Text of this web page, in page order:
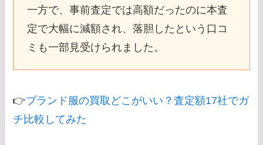
一方で、事前査定では高額だったのに本査
定で大幅に減額され、落胆したという口コ
ミも一部見受けられました。
👉ブランド服の買取どこがいい？査定額17社でガ
チ比較してみた